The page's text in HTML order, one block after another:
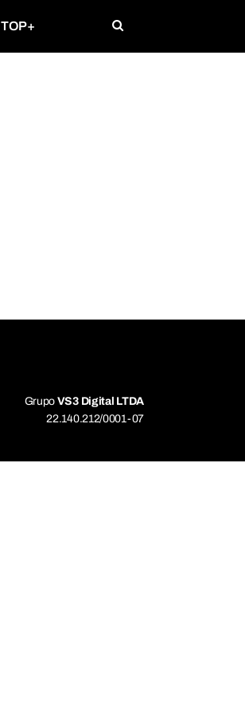
TOP+
Grupo VS3 Digital LTDA
22.140.212/0001-07